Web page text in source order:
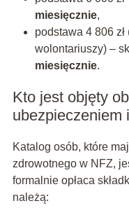
miesięcznie,
podstawa 4 806
wolontariuszy) –
miesięcznie.
Kto jest objęty
ubezpieczeniem
Katalog osób, które
zdrowotnego w NFZ,
formalnie opłaca
należą: